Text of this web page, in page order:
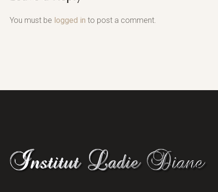
You must be logged in to post a comment.